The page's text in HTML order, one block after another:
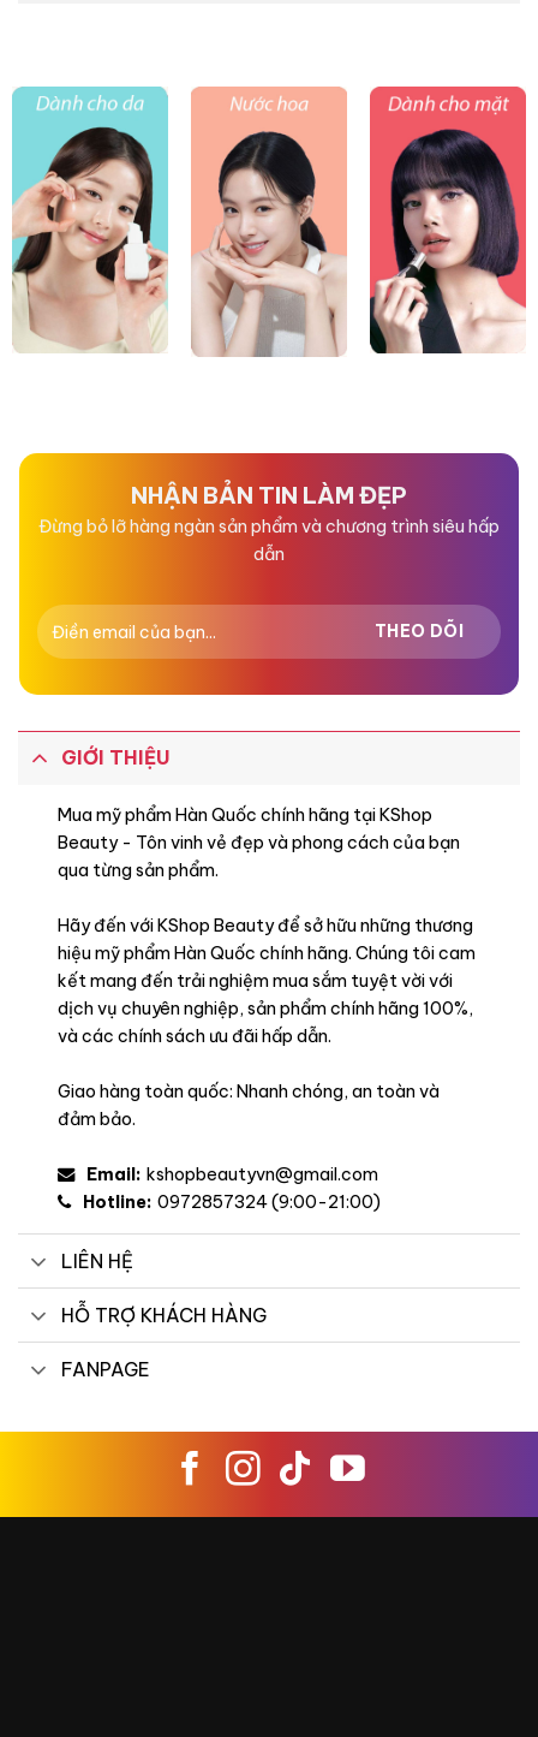
NHẬN BẢN TIN LÀM ĐẸP
Đừng bỏ lỡ hàng ngàn sản phẩm và chương trình siêu hấp
dẫn
GIỚI THIỆU
Mua mỹ phẩm Hàn Quốc chính hãng tại KShop
Beauty - Tôn vinh vẻ đẹp và phong cách của bạn
qua từng sản phẩm.
Hãy đến với KShop Beauty để sở hữu những thương
hiệu mỹ phẩm Hàn Quốc chính hãng. Chúng tôi cam
kết mang đến trải nghiệm mua sắm tuyệt vời với
dịch vụ chuyên nghiệp, sản phẩm chính hãng 100%,
và các chính sách ưu đãi hấp dẫn.
Giao hàng toàn quốc: Nhanh chóng, an toàn và
đảm bảo.
Email: kshopbeautyvn@gmail.com
Hotline: 0972857324 (9:00-21:00)
LIÊN HỆ
HỖ TRỢ KHÁCH HÀNG
FANPAGE